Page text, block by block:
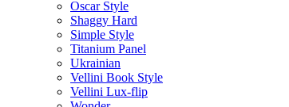
Oscar Style
Shaggy Hard
Simple Style
Titanium Panel
Ukrainian
Vellini Book Style
Vellini Lux-flip